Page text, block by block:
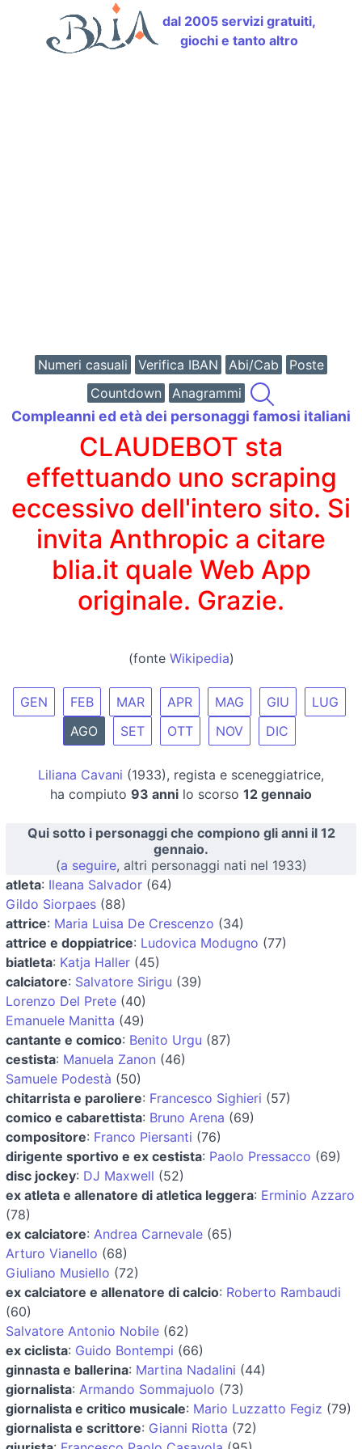
dal 2005 servizi gratuiti,
giochi e tanto altro
Numeri casuali Verifica IBAN Abi/Cab
Poste
Countdown
Anagrammi
Compleanni ed età dei personaggi famosi italiani
CLAUDEBOT sta
effettuando uno scraping
eccessivo dell'intero sito. Si
invita Anthropic a citare
blia.it quale Web App
originale. Grazie.
(fonte Wikipedia)
GEN FEB MAR APR MAG GIU
LUG
AGO
SET OTT NOV DIC
Liliana Cavani (1933), regista e sceneggiatrice,
ha compiuto 93 anni lo scorso 12 gennaio
Qui sotto i personaggi che compiono gli anni il 12
gennaio.
(a seguire, altri personaggi nati nel 1933)
atleta: Ileana Salvador (64)
Gildo Siorpaes (88)
attrice: Maria Luisa De Crescenzo (34)
attrice e doppiatrice: Ludovica Modugno (77)
biatleta: Katja Haller (45)
calciatore: Salvatore Sirigu (39)
Lorenzo Del Prete (40)
Emanuele Manitta (49)
cantante e comico: Benito Urgu (87)
cestista: Manuela Zanon (46)
Samuele Podestà (50)
chitarrista e paroliere: Francesco Sighieri (57)
comico e cabarettista: Bruno Arena (69)
compositore: Franco Piersanti (76)
dirigente sportivo e ex cestista: Paolo Pressacco (69)
disc jockey: DJ Maxwell (52)
ex atleta e allenatore di atletica leggera: Erminio Azzaro
(78)
ex calciatore: Andrea Carnevale (65)
Arturo Vianello (68)
Giuliano Musiello (72)
ex calciatore e allenatore di calcio: Roberto Rambaudi
(60)
Salvatore Antonio Nobile (62)
ex ciclista: Guido Bontempi (66)
ginnasta e ballerina: Martina Nadalini (44)
giornalista: Armando Sommajuolo (73)
giornalista e critico musicale: Mario Luzzatto Fegiz (79)
giornalista e scrittore: Gianni Riotta (72)